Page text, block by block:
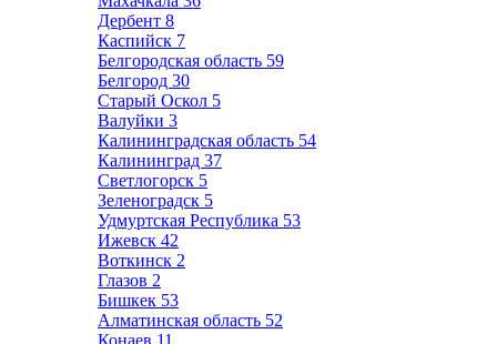
Дербент 8
Каспийск 7
Белгородская область 59
Белгород 30
Старый Оскол 5
Валуйки 3
Калининградская область 54
Калининград 37
Светлогорск 5
Зеленоградск 5
Удмуртская Республика 53
Ижевск 42
Воткинск 2
Глазов 2
Бишкек 53
Алматинская область 52
Конаев 11